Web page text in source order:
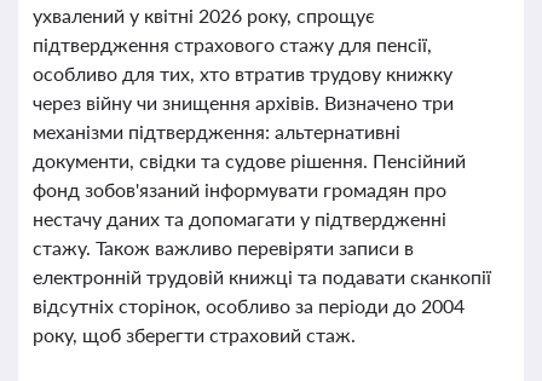
ухвалений у квітні 2026 року, спрощує
підтвердження страхового стажу для пенсії,
особливо для тих, хто втратив трудову книжку
через війну чи знищення архівів. Визначено три
механізми підтвердження: альтернативні
документи, свідки та судове рішення. Пенсійний
фонд зобов'язаний інформувати громадян про
нестачу даних та допомагати у підтвердженні
стажу. Також важливо перевіряти записи в
електронній трудовій книжці та подавати сканкопії
відсутніх сторінок, особливо за періоди до 2004
року, щоб зберегти страховий стаж.